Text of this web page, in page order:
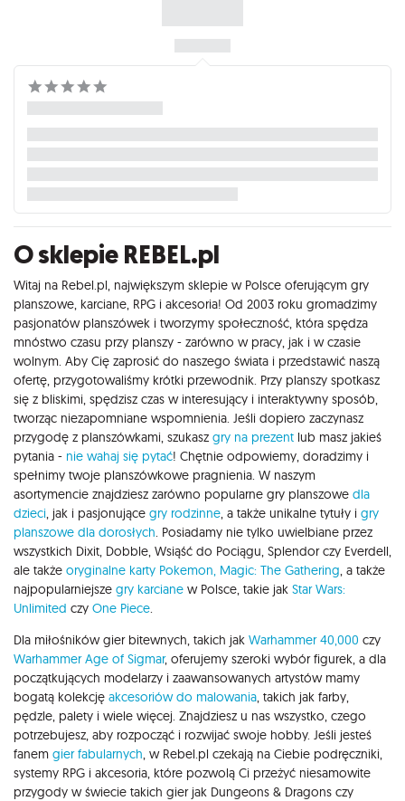
O sklepie REBEL.pl
Witaj na Rebel.pl, największym sklepie w Polsce oferującym gry
planszowe, karciane, RPG i akcesoria! Od 2003 roku gromadzimy
pasjonatów planszówek i tworzymy społeczność, która spędza
mnóstwo czasu przy planszy - zarówno w pracy, jak i w czasie
wolnym. Aby Cię zaprosić do naszego świata i przedstawić naszą
ofertę, przygotowaliśmy krótki przewodnik. Przy planszy spotkasz
się z bliskimi, spędzisz czas w interesujący i interaktywny sposób,
tworząc niezapomniane wspomnienia. Jeśli dopiero zaczynasz
przygodę z planszówkami, szukasz gry na prezent lub masz jakieś
pytania - nie wahaj się pytać! Chętnie odpowiemy, doradzimy i
spełnimy twoje planszówkowe pragnienia. W naszym
asortymencie znajdziesz zarówno popularne gry planszowe dla
dzieci, jak i pasjonujące gry rodzinne, a także unikalne tytuły i gry
planszowe dla dorosłych. Posiadamy nie tylko uwielbiane przez
wszystkich Dixit, Dobble, Wsiąść do Pociągu, Splendor czy Everdell,
ale także oryginalne karty Pokemon, Magic: The Gathering, a także
najpopularniejsze gry karciane w Polsce, takie jak Star Wars:
Unlimited czy One Piece.
Dla miłośników gier bitewnych, takich jak Warhammer 40,000 czy
Warhammer Age of Sigmar, oferujemy szeroki wybór figurek, a dla
początkujących modelarzy i zaawansowanych artystów mamy
bogatą kolekcję akcesoriów do malowania, takich jak farby,
pędzle, palety i wiele więcej. Znajdziesz u nas wszystko, czego
potrzebujesz, aby rozpocząć i rozwijać swoje hobby. Jeśli jesteś
fanem gier fabularnych, w Rebel.pl czekają na Ciebie podręczniki,
systemy RPG i akcesoria, które pozwolą Ci przeżyć niesamowite
przygody w świecie takich gier jak Dungeons & Dragons czy